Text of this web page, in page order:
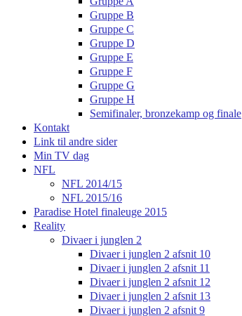
Gruppe B
Gruppe C
Gruppe D
Gruppe E
Gruppe F
Gruppe G
Gruppe H
Semifinaler, bronzekamp og finale
Kontakt
Link til andre sider
Min TV dag
NFL
NFL 2014/15
NFL 2015/16
Paradise Hotel finaleuge 2015
Reality
Divaer i junglen 2
Divaer i junglen 2 afsnit 10
Divaer i junglen 2 afsnit 11
Divaer i junglen 2 afsnit 12
Divaer i junglen 2 afsnit 13
Divaer i junglen 2 afsnit 9